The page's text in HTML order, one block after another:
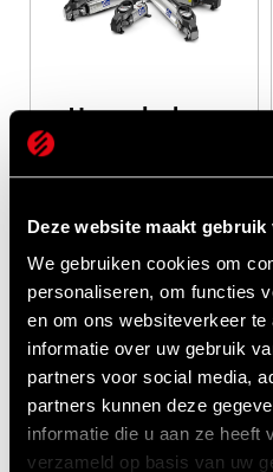
Deze website maakt gebruik
We gebruiken cookies om
personaliseren, om functies
en om ons websiteverkeer
informatie over uw gebruik
partners voor social media,
partners kunnen deze
informatie die u aan ze heeft
verzameld op basis van uw
Hoge druk en
hydrauliek